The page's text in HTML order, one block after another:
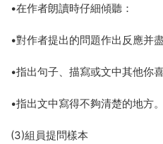
•在作者朗讀時仔細傾聽：
•對作者提出的問題作出反應并
•指出句子、描寫或文中其他你
•指出文中寫得不夠清楚的地方。
(3)組員提問樣本